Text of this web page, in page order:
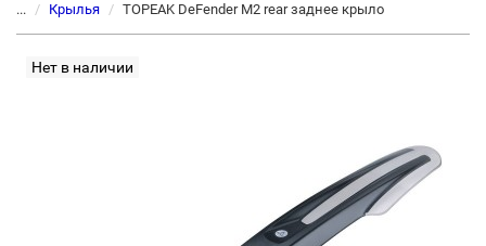
... Крылья TOPEAK DeFender M2 rear заднее крыло
Нет в наличии